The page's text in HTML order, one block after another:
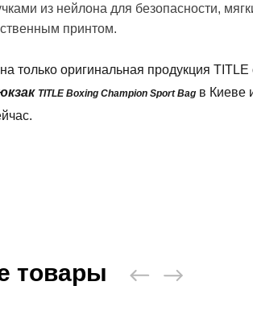
из нейлона для безопасности,
принтом.
только оригинальная продукция
TITLE Boxing Champion Sport Bag в Киеве
товары